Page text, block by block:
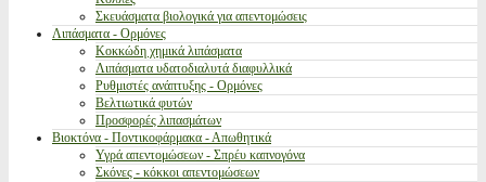
Σκευάσματα βιολογικά για απεντομώσεις
Λιπάσματα - Ορμόνες
Κοκκώδη χημικά λιπάσματα
Λιπάσματα υδατοδιαλυτά διαφυλλικά
Ρυθμιστές ανάπτυξης - Ορμόνες
Βελτιωτικά φυτών
Προσφορές λιπασμάτων
Βιοκτόνα - Ποντικοφάρμακα - Απωθητικά
Υγρά απεντομώσεων - Σπρέυ καπνογόνα
Σκόνες - κόκκοι απεντομώσεων